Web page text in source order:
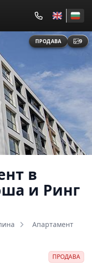
ПРОДАВА 9
в
и Ринг
Апартамент
ПРОДАВА